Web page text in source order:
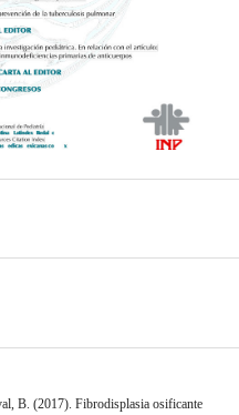
B. (2017). Fibrodisplasia osificante